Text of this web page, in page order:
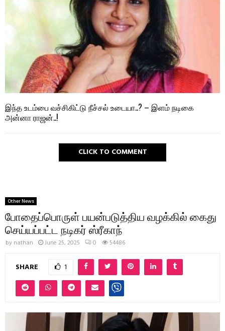
இந்த உடம்பை வச்சிகிட்டு நீச்சல் உடையா..? – இளம் நடிகை
அன்னா ராஜன்..!
CLICK TO COMMENT
Other News
போதைப்பொருள் பயன்படுத்திய வழக்கில் கைது
செய்யப்பட்ட நடிகர் ஸ்ரீகாந்
by nathan June 25, 2025 0 54486
SHARE 1